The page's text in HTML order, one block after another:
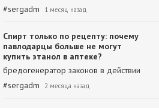
#sergadm 1 месяц назад
Спирт только по рецепту: почему
павлодарцы больше не могут
купить этанол в аптеке?
бредогенератор законов в действии
#sergadm 2 месяца назад